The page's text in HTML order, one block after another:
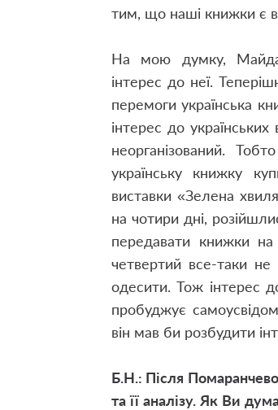
тим, що наші книжки є в
На мою думку, Майдан
інтерес до неї.
перемоги українська
інтерес до
неорганізований.
українську книжку
виставки «Зелена
на чотири дні,
передавати книжки
четвертий все-таки
одесити. Тож інтерес
пробуджує
він мав би розбудити
Б.Н.: Після
та її аналізу. Як Ви